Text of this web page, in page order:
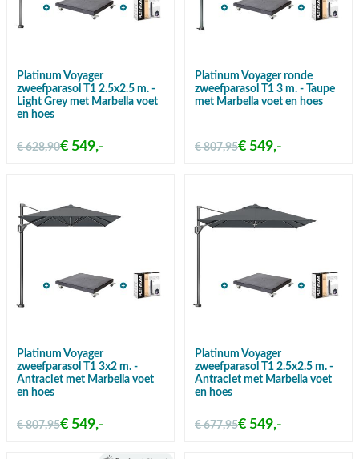
Platinum Voyager
zweefparasol T1 2.5x2.5 m. -
Light Grey met Marbella voet
en hoes
€ 628,90€ 549,-
Platinum Voyager ronde
zweefparasol T1 3 m. - Taupe
met Marbella voet en hoes
€ 807,95€ 549,-
Platinum Voyager
zweefparasol T1 3x2 m. -
Antraciet met Marbella voet
en hoes
€ 807,95€ 549,-
Platinum Voyager
zweefparasol T1 2.5x2.5 m. -
Antraciet met Marbella voet
en hoes
€ 677,95€ 549,-